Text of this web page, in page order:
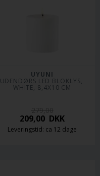
UYUNI
UDENDØRS LED BLOKLYS,
WHITE, 8,4X10 CM
209,00 DKK
Leveringstid: ca 12 dage